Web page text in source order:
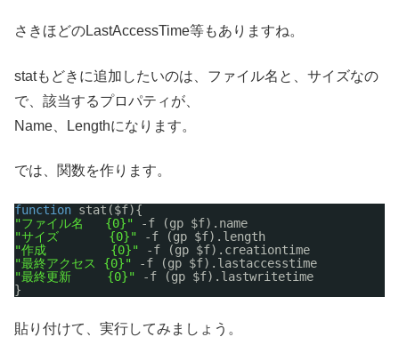
さきほどのLastAccessTime等もありますね。
statもどきに追加したいのは、ファイル名と、サイズなの
で、該当するプロパティが、
Name、Lengthになります。
では、関数を作ります。
function stat($f){
"ファイル名   {0}"
-f (gp $f).name
"サイズ       {0}"
-f (gp $f).length
"作成         {0}"
-f (gp $f).creationtime
"最終アクセス {0}"
-f (gp $f).lastaccesstime
"最終更新     {0}"
-f (gp $f).lastwritetime
}
貼り付けて、実行してみましょう。